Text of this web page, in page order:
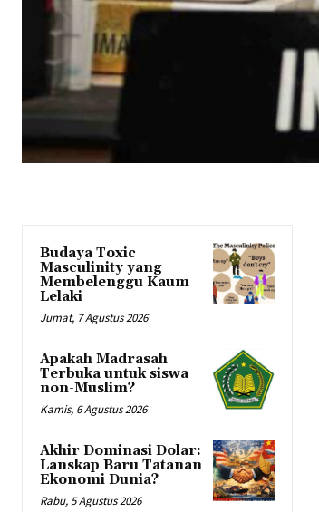
Budaya Toxic
Masculinity yang
Membelenggu Kaum
Lelaki
Jumat, 7 Agustus 2026
Apakah Madrasah
Terbuka untuk siswa
non-Muslim?
Kamis, 6 Agustus 2026
Akhir Dominasi Dolar:
Lanskap Baru Tatanan
Ekonomi Dunia?
Rabu, 5 Agustus 2026